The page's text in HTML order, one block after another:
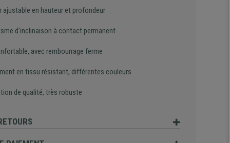
ajustable en hauteur et profondeur
d'inclinaison à contact permanent
avec rembourrage ferme
en tissu résistant, différentes couleurs
de qualité, très robuste